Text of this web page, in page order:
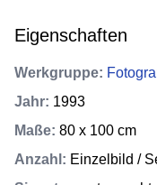
Eigenschaften
Werkgruppe:
Jahr: 1993
Maße: 80 x 100 cm
Anzahl : Einzelbild /